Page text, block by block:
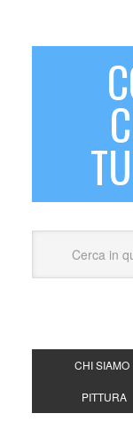
CHI SIAMO
PITTURA